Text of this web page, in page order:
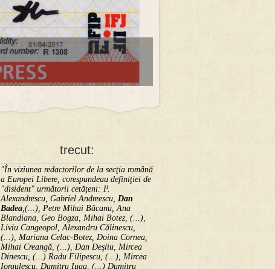
trecut:
"În viziunea redactorilor de la secţia română
a Europei Libere, corespundeau definiţiei de
"disident" următorii ce­tă­ţeni: P.
Alexandrescu, Gabriel Andreescu, Dan
Badea,(...), Petre Mihai Băcanu, Ana
Blandiana, Geo Bogza, Mihai Botez, (...),
Liviu Cangeopol, Alexandru Călinescu,
(...), Mariana Celac-Botez, Doina Cornea,
Mihai Creangă, (...), Dan Deşliu, Mircea
Dinescu, (...) Radu Filipescu, (...), Mircea
Iorgulescu, Dumitru Iuga, (...) Dumitru